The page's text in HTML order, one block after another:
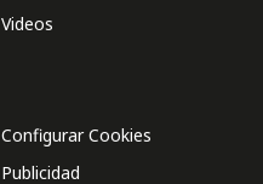
Videos
Configurar Cookies
Publicidad